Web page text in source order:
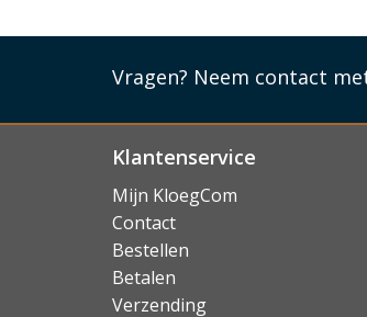
Vragen? Neem contact
Klantenservice
Mijn KloegCom
Contact
Bestellen
Betalen
Verzending